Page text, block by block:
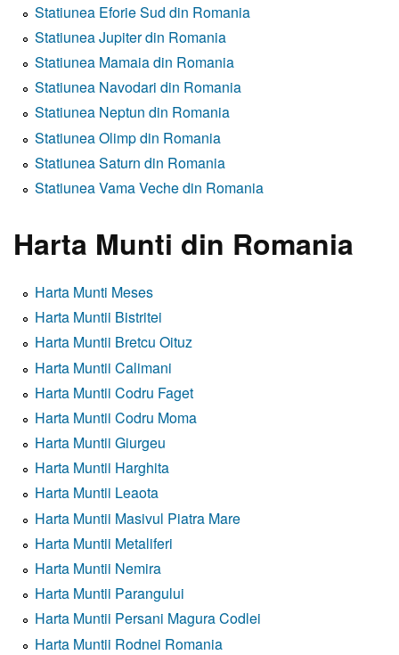
Statiunea Eforie Sud din Romania
Statiunea Jupiter din Romania
Statiunea Mamaia din Romania
Statiunea Navodari din Romania
Statiunea Neptun din Romania
Statiunea Olimp din Romania
Statiunea Saturn din Romania
Statiunea Vama Veche din Romania
Harta Munti din Romania
Harta Munti Meses
Harta Muntii Bistritei
Harta Muntii Bretcu Oituz
Harta Muntii Calimani
Harta Muntii Codru Faget
Harta Muntii Codru Moma
Harta Muntii Giurgeu
Harta Muntii Harghita
Harta Muntii Leaota
Harta Muntii Masivul Piatra Mare
Harta Muntii Metaliferi
Harta Muntii Nemira
Harta Muntii Parangului
Harta Muntii Persani Magura Codlei
Harta Muntii Rodnei Romania